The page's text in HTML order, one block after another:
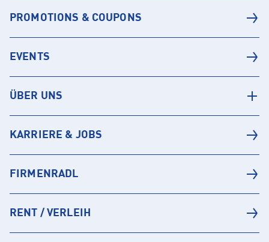
PROMOTIONS & COUPONS
EVENTS
ÜBER UNS
KARRIERE & JOBS
FIRMENRADL
RENT / VERLEIH